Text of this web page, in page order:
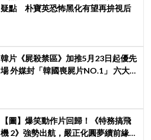
疑點 朴寶英恐怖黑化有望再拚視后
韓片《屍殺禁區》加推5月23日起優先
場 外媒封「韓國喪屍片NO.1」 六大角
【圖】爆笑動作片回歸！《特務搞飛
機 2》強勢出航，嚴正化圓夢續前緣、